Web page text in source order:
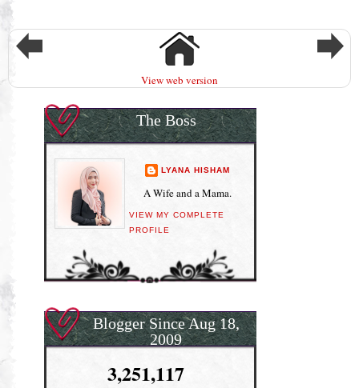
View web version
The Boss
LYANA HISHAM
A Wife and a Mama.
VIEW MY COMPLETE
PROFILE
Blogger Since Aug 18,
2009
3,251,117